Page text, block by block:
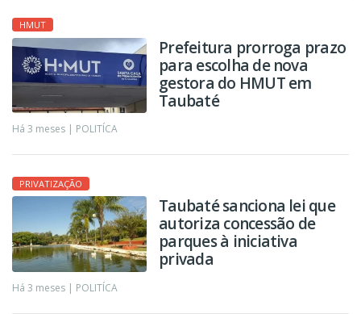
HMUT
Prefeitura prorroga prazo
para escolha de nova
gestora do HMUT em
Taubaté
Há 3 meses | POLITÍCA
PRIVATIZAÇÃO
Taubaté sanciona lei que
autoriza concessão de
parques à iniciativa
privada
Há 3 meses | POLITÍCA